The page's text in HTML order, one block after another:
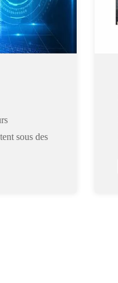
capteur
sous des
et le